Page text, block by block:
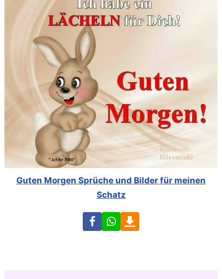
Guten Morgen Sprüche und Bilder für meinen
Schatz
FacebookWhatsApp